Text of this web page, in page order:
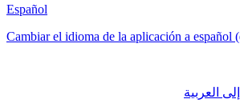
Español
Cambiar el idioma de la aplicación a español